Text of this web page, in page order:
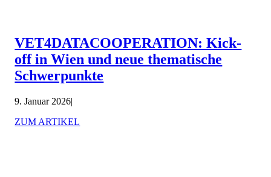
VET4DATACOOPERATION: Kick-
off in Wien und neue thematische
Schwerpunkte
9. Januar 2026|
ZUM ARTIKEL